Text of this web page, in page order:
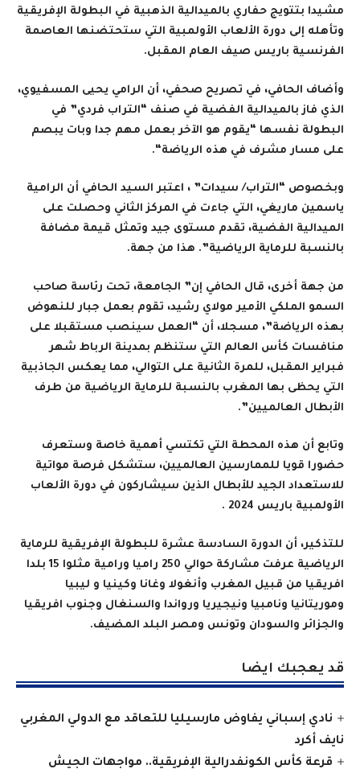
مشيدا بتتويج حفاري بالميدالية الذهبية في البطولة الإفريقية
وتأهله إلى دورة الألعاب الأولمبية التي ستحتضنها العاصمة
الفرنسية باريس صيف العام المقبل.
وأضاف الحافي، في تصريح صحفي، أن الرامي يحيى المسفيوي،
الذي فاز بالميدالية الفضية في صنف “التراب فردي” في
البطولة نفسها “يقوم هو الآخر بعمل مهم جدا وبات يبصم
على مسار مشرف في هذه الرياضة“.
وبخصوص “التراب/ سيدات” ، اعتبر السيد الحافي أن الرامية
ياسمين ماريغي، التي جاءت في المركز الثاني وحصلت على
الميدالية الفضية، تقدم مستوى جيد وتمثل قيمة مضافة
بالنسبة للرماية الرياضية”. هذا من جهة.
من جهة أخرى، قال الحافي إن” الجامعة، تحت رئاسة صاحب
السمو الملكي الأمير مولاي رشيد، تقوم بعمل جبار للنهوض
بهذه الرياضة”، مسجلا، أن “العمل سينصب مستقبلا على
منافسات كأس العالم التي ستنظم بمدينة الرباط شهر
فبراير المقبل، للمرة الثانية على التوالي، مما يعكس الجاذبية
التي يحظى بها المغرب بالنسبة للرماية الرياضية من طرف
الأبطال العالميين”.
وتابع أن هذه المحطة التي تكتسي أهمية خاصة وستعرف
حضورا قويا للممارسين العالميين، ستشكل فرصة مواتية
للاستعداد الجيد للأبطال الذين سيشاركون في دورة الألعاب
الأولمبية باريس 2024
.
للتذكير، أن الدورة السادسة عشرة للبطولة الإفريقية للرماية
الرياضية عرفت مشاركة حوالي 250 راميا ورامية مثلوا 15 بلدا
افريقيا من قبيل المغرب وأنغولا وغانا وكينيا و ليبيا
وموريتانيا ونامبيا ونيجيريا ورواندا والسنغال وجنوب افريقيا
والجزائر والسودان وتونس ومصر البلد المضيف.
قد يعجبك ايضا
نادي إسباني يفاوض مارسيليا للتعاقد مع الدولي المغربي
نايف أكرد
قرعة كأس الكونفدرالية الإفريقية.. مواجهات الجيش